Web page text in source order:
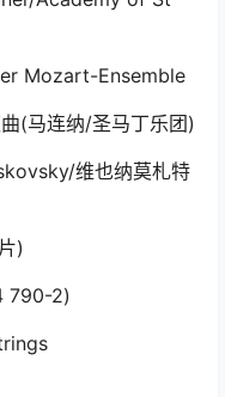
Mozart-Ensemble
(马连纳/圣马丁乐团)
维也纳莫札特
)
790-2)